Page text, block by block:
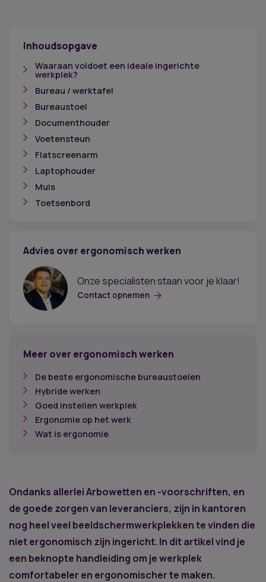
Inhoudsopgave
Waaraan voldoet een ideale ingerichte
werkplek?
Bureau / werktafel
Bureaustoel
Documenthouder
Voetensteun
Flatscreenarm
Laptophouder
Muis
Toetsenbord
Advies over ergonomisch werken
Onze specialisten staan voor je klaar!
Contact opnemen
Meer over ergonomisch werken
De beste ergonomische bureaustoelen
Hybride werken
Goed instellen werkplek
Ergonomie op het werk
Wat is ergonomie
Ondanks allerlei Arbowetten en -voorschriften, en
de goede zorgen van leveranciers, zijn in kantoren
nog heel veel beeldschermwerkplekken te vinden die
niet ergonomisch zijn ingericht. In dit artikel vind je
een beknopte handleiding om je werkplek
comfortabeler en ergonomischer te maken.